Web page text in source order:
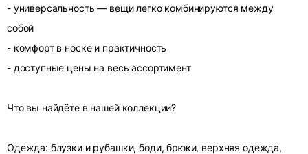
- универсальность — вещи легко комбинируются между
собой
- комфорт в носке и практичность
- доступные цены на весь ассортимент
Что вы найдёте в нашей коллекции?
Одежда: блузки и рубашки, боди, брюки, верхняя одежда,